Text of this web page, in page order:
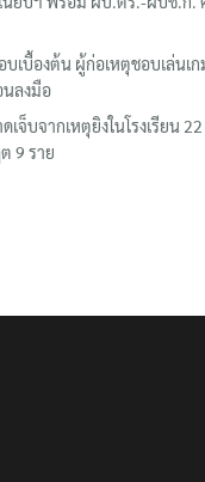
บเบื้องต้น ผู้ก่อเหตุชอบเล่นเ
นลงมือ
จ็บจากเหตุยิงในโรงเรียน
9 ราย